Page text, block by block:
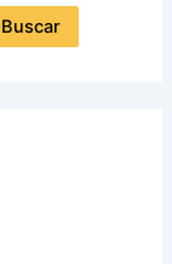
Buscar